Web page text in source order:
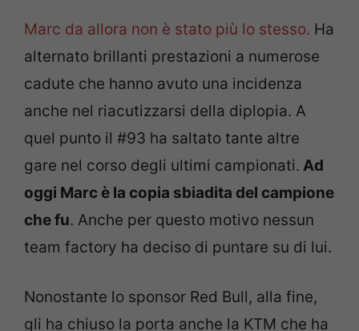
Marc da allora non è stato più lo stesso. Ha
alternato brillanti prestazioni a numerose
cadute che hanno avuto una incidenza
anche nel riacutizzarsi della diplopia. A
quel punto il #93 ha saltato tante altre
gare nel corso degli ultimi campionati. Ad
oggi Marc è la copia sbiadita del campione
che fu. Anche per questo motivo nessun
team factory ha deciso di puntare su di lui.
Nonostante lo sponsor Red Bull, alla fine,
gli ha chiuso la porta anche la KTM che ha